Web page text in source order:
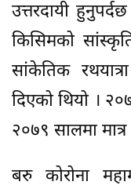
उत्तरदायी
किसिमको
सांकेतिक
दिएको थियो ।
२०७९ सालमा
बरु कोरोना